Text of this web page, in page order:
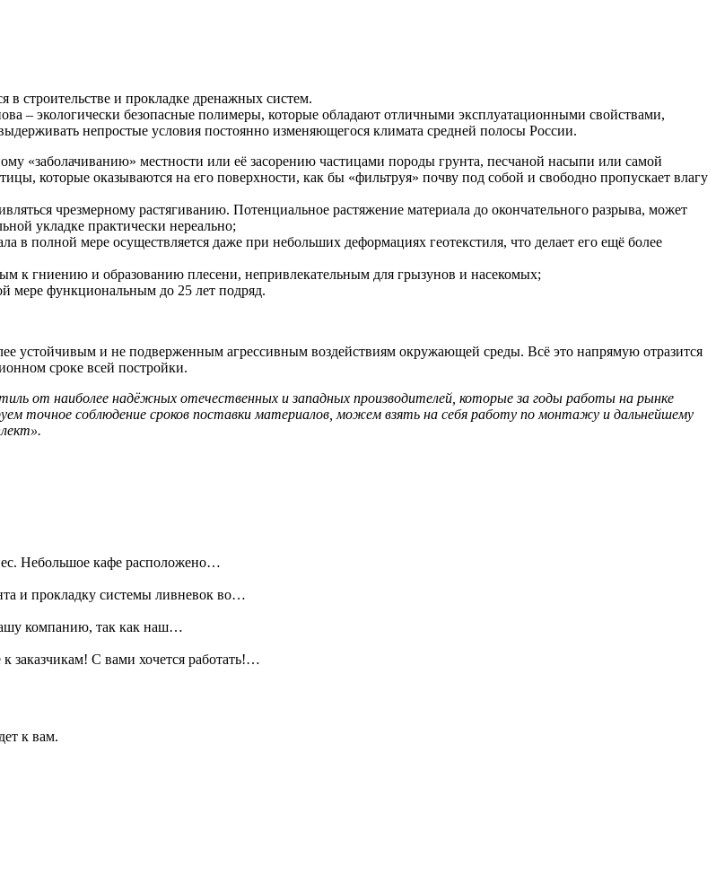
строительстве и прокладке дренажных систем.
– экологически безопасные полимеры, которые обладают отличными эксплуатационными свойствами,
непростые условия постоянно изменяющегося климата средней полосы России.
«заболачиванию» местности или её засорению частицами породы грунта, песчаной насыпи или самой
которые оказываются на его поверхности, как бы «фильтруя» почву под собой и свободно пропускает влагу
чрезмерному растягиванию. Потенциальное растяжение материала до окончательного разрыва, может
укладке практически нереально;
в полной мере осуществляется даже при небольших деформациях геотекстиля, что делает его ещё более
к гниению и образованию плесени, непривлекательным для грызунов и насекомых;
мере функциональным до 25 лет подряд.
устойчивым и не подверженным агрессивным воздействиям окружающей среды. Всё это напрямую отразится
сроке всей постройки.
от наиболее надёжных отечественных и западных производителей, которые за годы работы на рынке
точное соблюдение сроков поставки материалов, можем взять на себя работу по монтажу и дальнейшему
Небольшое кафе расположено…
и прокладку системы ливневок во…
компанию, так как наш…
заказчикам! С вами хочется работать!…
к вам.